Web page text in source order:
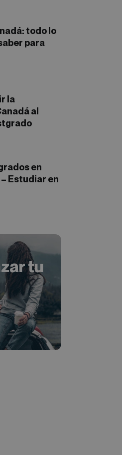
todo lo
para
la
al
en
Estudiar en
tu